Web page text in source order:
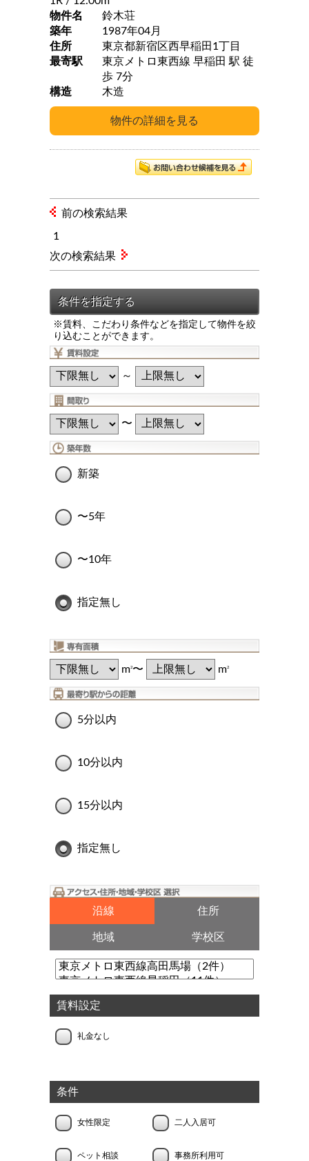
※賃料、こだわり条件などを指定して物件を絞
り込むことができます。
～
〜
新築
〜5年
〜10年
指定無し
m2〜 m2
5分以内
10分以内
15分以内
指定無し
沿線 住所
地域 学校区
賃料設定
礼金なし
条件
女性限定 二人入居可
ペット相談 事務所利用可
物件名
鈴木荘
築年
1987年04月
住所
東京都新宿区西早稲田1丁目
最寄駅
東京メトロ東西線 早稲田 駅 徒
歩 7分
構造
木造
前の検索結果
1